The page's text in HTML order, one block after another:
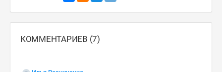
КОММЕНТАРИЕВ (7)